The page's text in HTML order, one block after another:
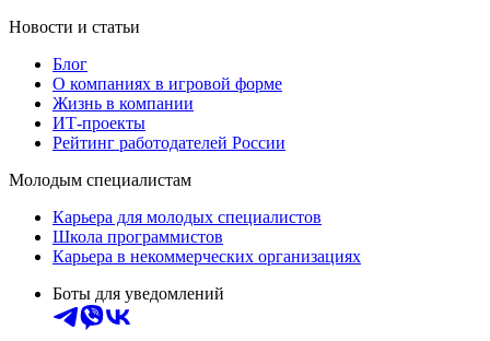
Новости и статьи
Блог
О компаниях в игровой форме
Жизнь в компании
ИТ-проекты
Рейтинг работодателей России
Молодым специалистам
Карьера для молодых специалистов
Школа программистов
Карьера в некоммерческих организациях
Боты для уведомлений